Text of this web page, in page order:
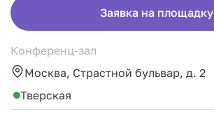
Заявка на площадку
Конференц-зал
Москва, Страстной бульвар, д. 2
Тверская